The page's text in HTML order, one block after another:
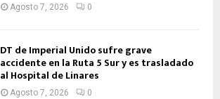
Agosto 7, 2026 0
DT de Imperial Unido sufre grave
accidente en la Ruta 5 Sur y es trasladado
al Hospital de Linares
Agosto 7, 2026 0